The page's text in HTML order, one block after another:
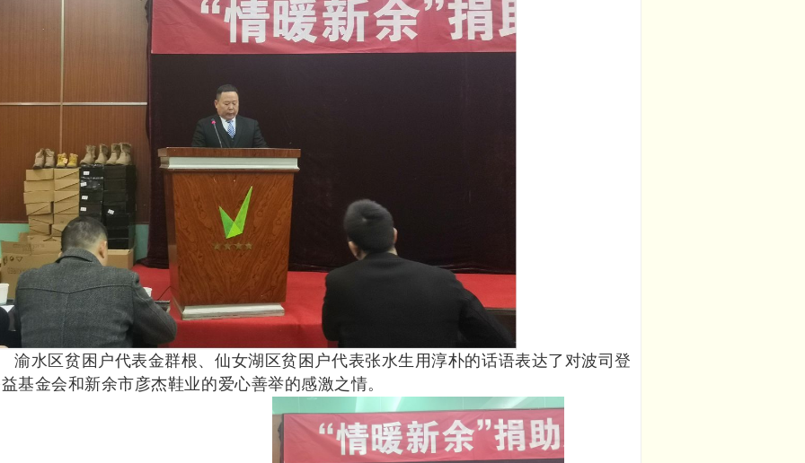
区贫困户代表金群根、仙女湖区贫困户代表张水生用淳朴的话语表达了对波司登
基金会和新余市彦杰鞋业的爱心善举的感激之情。